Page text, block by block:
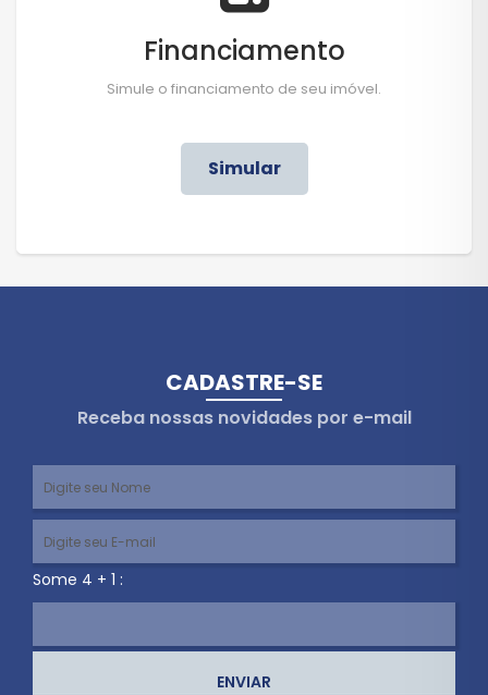
Financiamento
Simule o financiamento de seu imóvel.
Simular
CADASTRE-SE
Receba nossas novidades por e-mail
Some 4 + 1 :
ENVIAR